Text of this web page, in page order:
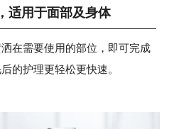
适用于面部及身体
在需要使用的部位，即可完成
的护理更轻松更快速。